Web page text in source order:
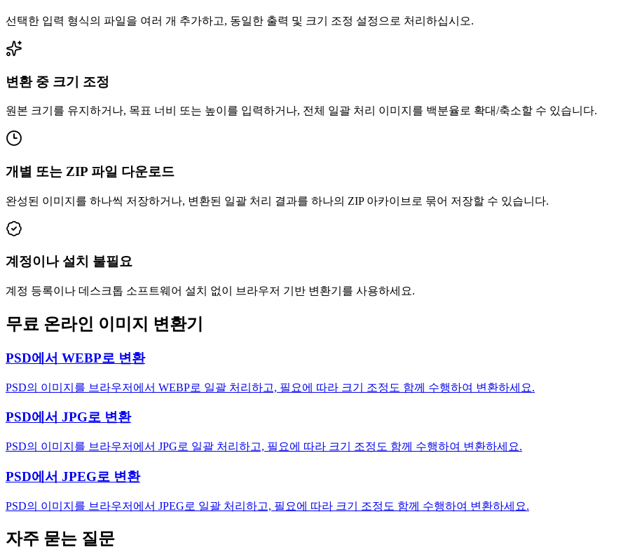
선택한 입력 형식의 파일을 여러 개 추가하고, 동일한 출력 및 크기 조정 설정으로 처리하십시오.
변환 중 크기 조정
원본 크기를 유지하거나, 목표 너비 또는 높이를 입력하거나, 전체 일괄 처리 이미지를 백분율로 확대/축소할 수 있습니다.
개별 또는 ZIP 파일 다운로드
완성된 이미지를 하나씩 저장하거나, 변환된 일괄 처리 결과를 하나의 ZIP 아카이브로 묶어 저장할 수 있습니다.
계정이나 설치 불필요
계정 등록이나 데스크톱 소프트웨어 설치 없이 브라우저 기반 변환기를 사용하세요.
무료 온라인 이미지 변환기
PSD에서 WEBP로 변환
PSD의 이미지를 브라우저에서 WEBP로 일괄 처리하고, 필요에 따라 크기 조정도 함께 수행하여 변환하세요.
PSD에서 JPG로 변환
PSD의 이미지를 브라우저에서 JPG로 일괄 처리하고, 필요에 따라 크기 조정도 함께 수행하여 변환하세요.
PSD에서 JPEG로 변환
PSD의 이미지를 브라우저에서 JPEG로 일괄 처리하고, 필요에 따라 크기 조정도 함께 수행하여 변환하세요.
자주 묻는 질문